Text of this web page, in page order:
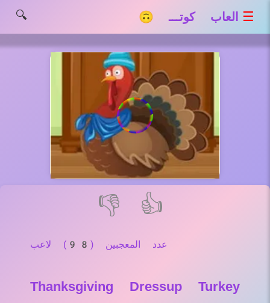
☰ العاب كوتـــ 🙃 🔍
👍
👎
عدد المعجبين (98) لاعب
Thanksgiving Dressup Turkey